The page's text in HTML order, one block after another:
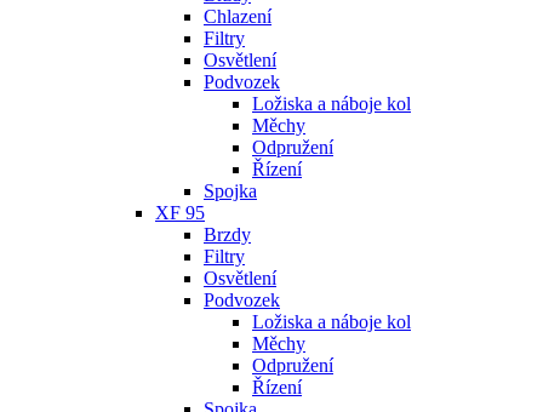
Chlazení
Filtry
Osvětlení
Podvozek
Ložiska a náboje kol
Měchy
Odpružení
Řízení
Spojka
XF 95
Brzdy
Filtry
Osvětlení
Podvozek
Ložiska a náboje kol
Měchy
Odpružení
Řízení